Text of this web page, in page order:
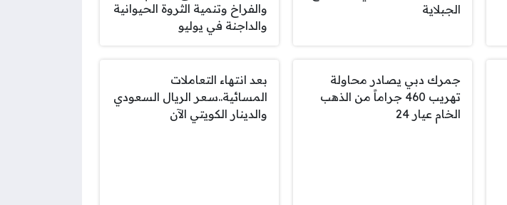
الجبلاية
والفراخ وتنمية الثروة الحيوانية
والداجنة في يوليو
جمرك دبي يصادر محاولة
تهريب 460 جراماً من الذهب
الخام عيار 24
بعد انتهاء التعاملات
المسائية..سعر الريال السعودي
والدينار الكويتي الآن